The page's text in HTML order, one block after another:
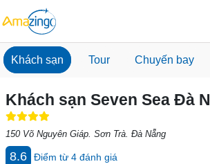
Khách sạn Tour Chuyến bay
Khách sạn Seven Sea Đà
150 Võ Nguyên Giáp. Sơn Trà. Đà Nẵng
8.6 Điểm từ 4 đánh giá